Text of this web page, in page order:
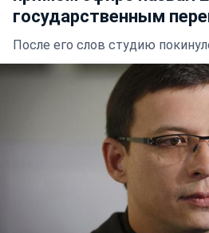
государственным
После его слов студию